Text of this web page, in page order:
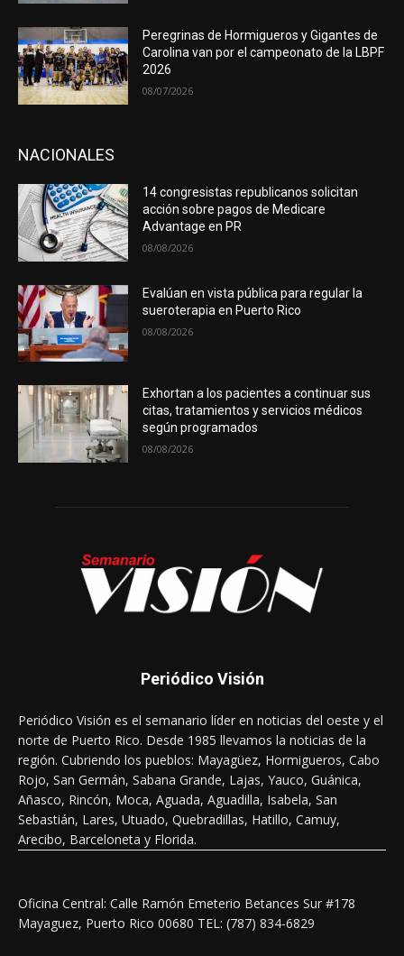
Peregrinas de Hormigueros y Gigantes de
Carolina van por el campeonato de la LBPF
2026
08/07/2026
NACIONALES
14 congresistas republicanos solicitan
acción sobre pagos de Medicare
Advantage en PR
08/08/2026
Evalúan en vista pública para regular la
sueroterapia en Puerto Rico
08/08/2026
Exhortan a los pacientes a continuar sus
citas, tratamientos y servicios médicos
según programados
08/08/2026
Periódico Visión
Periódico Visión es el semanario líder en noticias del oeste y el
norte de Puerto Rico. Desde 1985 llevamos la noticias de la
región. Cubriendo los pueblos: Mayagüez, Hormigueros, Cabo
Rojo, San Germán, Sabana Grande, Lajas, Yauco, Guánica,
Añasco, Rincón, Moca, Aguada, Aguadilla, Isabela, San
Sebastián, Lares, Utuado, Quebradillas, Hatillo, Camuy,
Arecibo, Barceloneta y Florida.
Oficina Central: Calle Ramón Emeterio Betances Sur #178
Mayaguez, Puerto Rico 00680 TEL: (787) 834-6829